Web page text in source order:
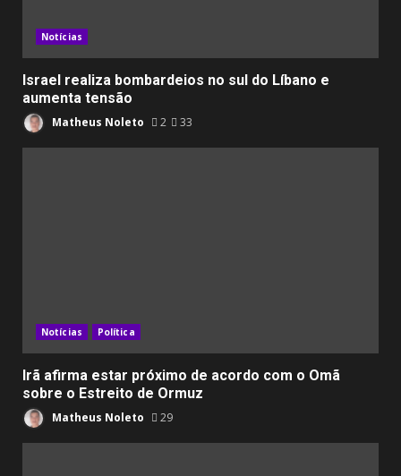
Notícias
Israel realiza bombardeios no sul do Líbano e
aumenta tensão
Matheus Noleto 2 33
Notícias Política
Irã afirma estar próximo de acordo com o Omã
sobre o Estreito de Ormuz
Matheus Noleto 29